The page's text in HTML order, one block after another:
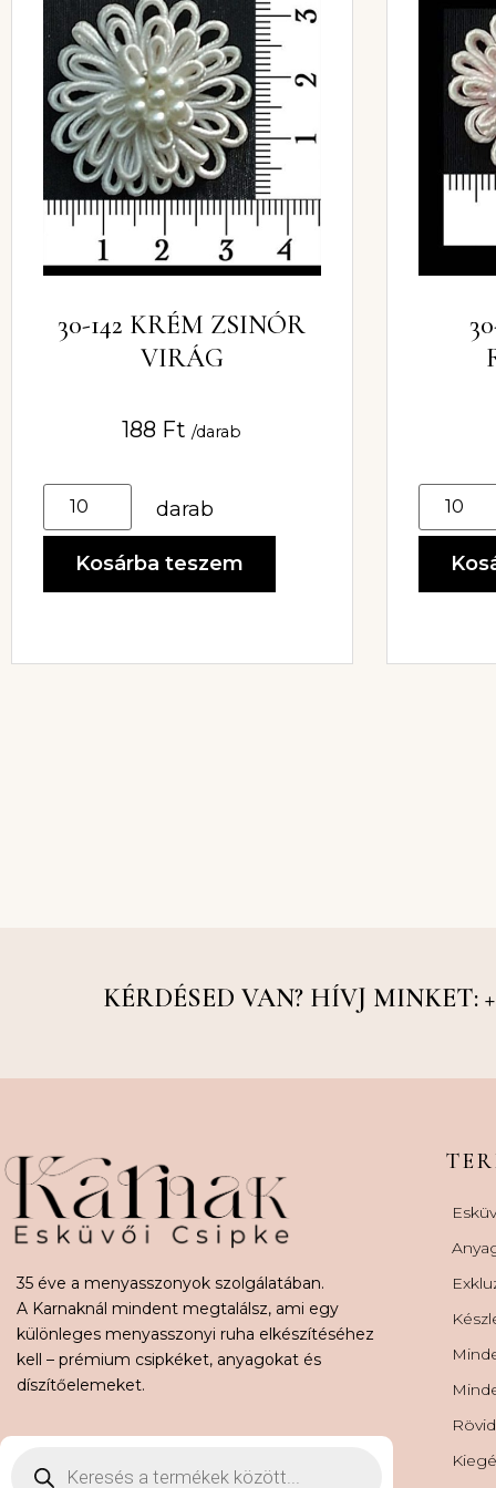
30-142 KRÉM ZSINÓR
VIRÁG
188 Ft /darab
darab
Kosárba teszem
KÉRDÉSED VAN? HÍVJ MINKET:
35 éve a menyasszonyok szolgálatában.
A Karnaknál mindent megtalálsz, ami egy
különleges menyasszonyi ruha elkészítéséhez
kell – prémium csipkéket, anyagokat és
díszítőelemeket.